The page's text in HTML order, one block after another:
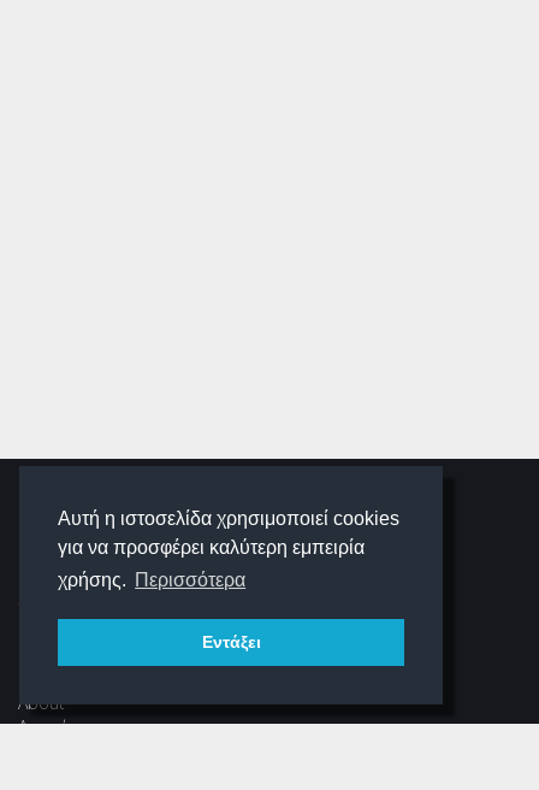
Αυτή η ιστοσελίδα χρησιμοποιεί cookies
για να προσφέρει καλύτερη εμπειρία
χρήσης. Περισσότερα
Εντάξει
SCHOOLIGANS
SCHOOLWAVE
ΠΛΟΉΓΗΣΗ
About
Αρχική